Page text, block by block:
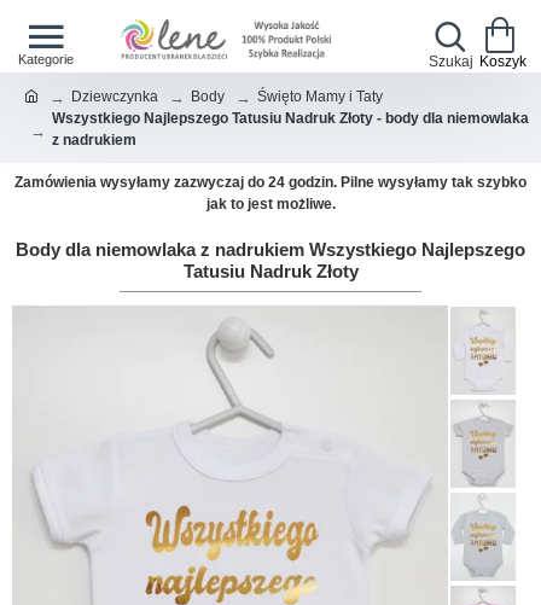
Dziewczynka Body
Święto Mamy i Taty
Wszystkiego Najlepszego Tatusiu Nadruk Złoty - body dla niemowlaka
z nadrukiem
Zamówienia wysyłamy zazwyczaj do 24 godzin. Pilne wysyłamy tak szybko
jak to jest możliwe.
Body dla niemowlaka z nadrukiem Wszystkiego Najlepszego
Tatusiu Nadruk Złoty